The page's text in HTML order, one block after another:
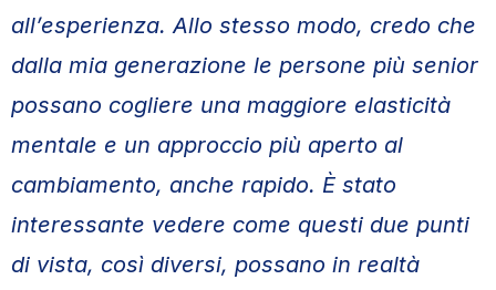
all’esperienza. Allo stesso modo, credo che
dalla mia generazione le persone più senior
possano cogliere una maggiore elasticità
mentale e un approccio più aperto al
cambiamento, anche rapido. È stato
interessante vedere come questi due punti
di vista, così diversi, possano in realtà